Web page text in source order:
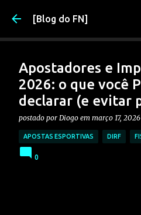
Pular para o
[Blog do FN]
Apostadores e
2026: o que você
declarar (e evitar
postado por Diogo em março 17, 2026
APOSTAS ESPORTIVAS DIRF
0